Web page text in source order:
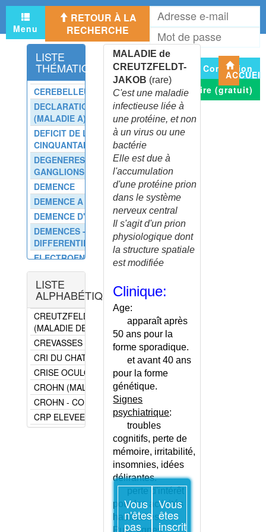
Menu
RETOUR À LA
RECHERCHE
Connexion
S'inscrire (gratuit)
LISTE
THÉMATIQUE
CEREBELLEUX (SYNDROME)
DECLARATION OBLIGATOIRE
(MALADIE A)
DEFICIT DE LA POST-
CINQUANTAINE
DEGENERESCENCE DES
GANGLIONS DE LA BASE
DEMENCE
DEMENCE A CORPS DE LEWY
DEMENCE D'ALZHEIMER
DEMENCES - DIAGNOSTIC
DIFFERENTIEL ?
ELECTROENCEPHALOGRAPHIE
MYOCLONIES
PYRAMIDAL (SYNDROME)
TUMEUR DU CERVEAU
LISTE
ALPHABÉTIQUE
CORS ET DURILLONS
CORTICOTHERAPIE
PROLONGEE
COTARD (SYNDROME DE)
COTATION DES ACTES
MEDICAUX
COTATION DES EXAMENS
COMPLEMENTAIRES
COUP DE CHALEUR -
CONSEILS
COUP DE CHALEUR CHEZ
L'ADULTE
COUP DE CHALEUR CHEZ LE
NOURRISSON
COURBE DE TEMPERATURE
EN GYNECOLOGIE
COXA VARA
COXITE
CRAMPE DE L'ECRIVAIN
CRAMPES MUSCULAIRES
CRANIOSTENOSE
CRETINISME
CREUTZFELDT-JAKOB
(MALADIE DE)
CREVASSES
CRI DU CHAT (SYNDROME DU)
CRISE OCULOGYRE
CROHN (MALADIE DE)
CROHN - CONSEILS
CRP ELEVEE
CRYPTOSPORIDIOSE
CYCLE DE PROCHASKAVous
n'êtes
pas
Vous
êtes
inscrit
MALADIE de
CREUTZFELDT-
JAKOB (rare)
C'est une maladie
infectieuse liée à
une protéine, et non
à un virus ou une
bactérie
Elle est due à
l'accumulation
d'une protéine prion
dans le système
nerveux central
Il s'agit d'un prion
physiologique dont
la structure spatiale
est modifiée
Clinique:
Age:
apparaît après
50 ans pour la
forme sporadique.
et avant 40 ans
pour la forme
génétique.
Signes
psychiatrique:
troubles
cognitifs, perte de
mémoire, irritabilité,
insomnies, idées
délirantes.
perte d'intérêt
pour les activités
habituelles.
Puis signes